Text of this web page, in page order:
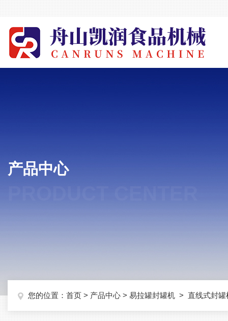
产品中心
您的位置： 首页 > 产品中心 > 易拉罐封罐机 > 直线式封罐